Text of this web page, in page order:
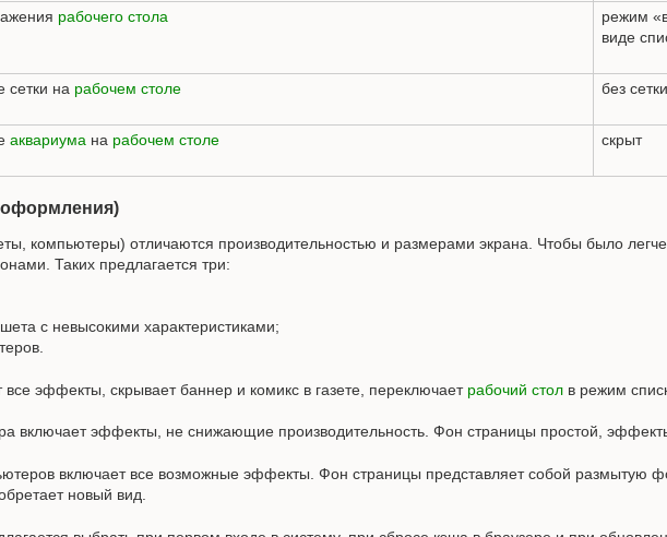
рабочего стола
режим
виде
сетки на рабочем столе без сетки
аквариума на рабочем столе скрыт
компьютеры) отличаются производительностью и размерами экрана. Чтобы было
Таких предлагается три:
с невысокими характеристиками;
эффекты, скрывает баннер и комикс в газете, переключает рабочий стол в режим
включает эффекты, не снижающие производительность. Фон страницы простой,
включает все возможные эффекты. Фон страницы представляет собой размытую
новый вид.